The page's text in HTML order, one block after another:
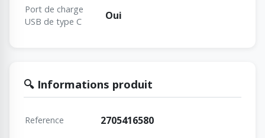
Port de charge
USB de type C
Oui
🔍 Informations produit
Reference 2705416580